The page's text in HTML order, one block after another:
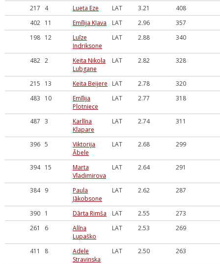
217
4 Lueta Eze LAT 3.21
408
402 11 Emīlija Kļava LAT 2.96
357
198 12
Luīze
Indriksone
LAT 2.88 340
482 2
Keita Nikola
Lubgane
LAT 2.82 328
215 13 Keita Beijere LAT 2.78
320
483
10
Emīlija
Plotniece
LAT 2.77 318
487 3
Karlīna
Klapare
LAT 2.74 311
396 5
Viktorija
Ābele
LAT 2.68 299
394 15
Marta
Vladimirova
LAT 2.64 291
384 9
Paula
Jākobsone
LAT 2.62 287
390 1 Dārta Rimša LAT 2.55
273
261
6
Alīna
Lupaško
LAT 2.53 269
411 8
Adele
Stravinska
LAT 2.50 263